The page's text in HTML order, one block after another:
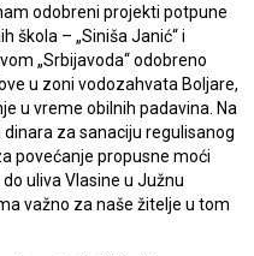
odobreni projekti potpune
škola – „Siniša Janić“ i
„Srbijavoda“ odobreno
u zoni vodozahvata Boljare,
u vreme obilnih padavina. Na
za sanaciju regulisanog
povećanje propusne moći
uliva Vlasine u Južnu
važno za naše žitelje u tom